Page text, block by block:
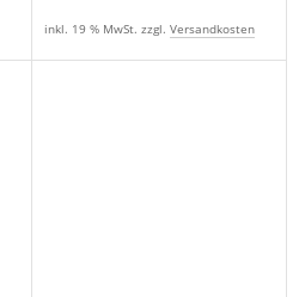
inkl. 19 % MwSt. zzgl. Versandkosten